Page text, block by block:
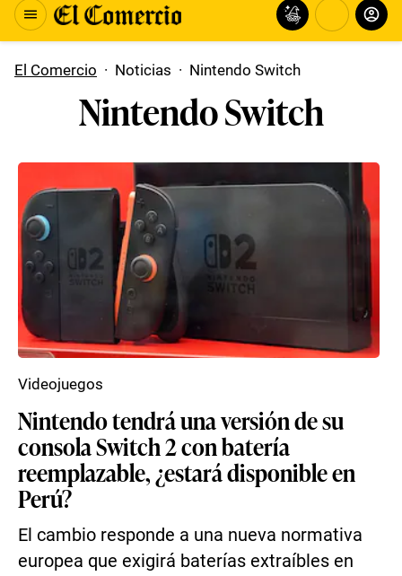
El Comercio · Noticias · Nintendo Switch
Nintendo Switch
Nintendo tendrá una versión de su
consola Switch 2 con batería
reemplazable, ¿estará disponible en
Perú?
El cambio responde a una nueva normativa
europea que exigirá baterías extraíbles en
Videojuegos